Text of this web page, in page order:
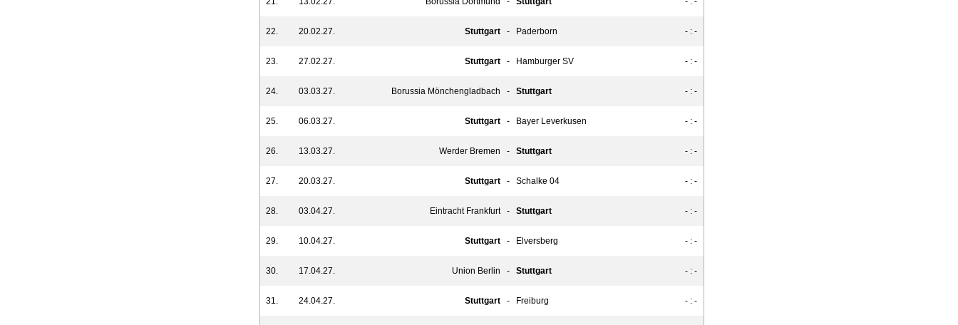
22. 20.02.27. Stuttgart - Paderborn - : -
23. 27.02.27. Stuttgart - Hamburger SV - : -
24. 03.03.27. Borussia Mönchengladbach - Stuttgart - : -
25. 06.03.27. Stuttgart - Bayer Leverkusen - : -
26. 13.03.27. Werder Bremen - Stuttgart - : -
27. 20.03.27. Stuttgart - Schalke 04 - : -
28. 03.04.27. Eintracht Frankfurt - Stuttgart - : -
29. 10.04.27. Stuttgart - Elversberg - : -
30. 17.04.27. Union Berlin - Stuttgart - : -
31. 24.04.27. Stuttgart - Freiburg - : -